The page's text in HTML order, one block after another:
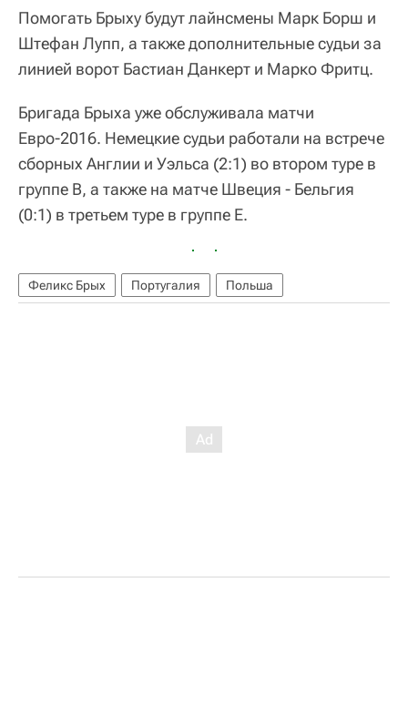
Помогать Брыху будут лайнсмены Марк Борш и
Штефан Лупп, а также дополнительные судьи за
линией ворот Бастиан Данкерт и Марко Фритц.
Бригада Брыха уже обслуживала матчи
Евро-2016. Немецкие судьи работали на встрече
сборных Англии и Уэльса (2:1) во втором туре в
группе В, а также на матче Швеция - Бельгия
(0:1) в третьем туре в группе Е.
Феликс Брых Португалия Польша